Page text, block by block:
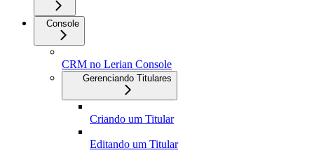
Console
CRM no Lerian Console
Gerenciando Titulares
Criando um Titular
Editando um Titular